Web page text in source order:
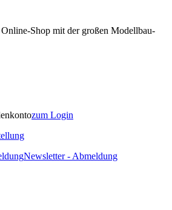
Shop mit der großen Modellbau-
zum Login
Newsletter - Abmeldung